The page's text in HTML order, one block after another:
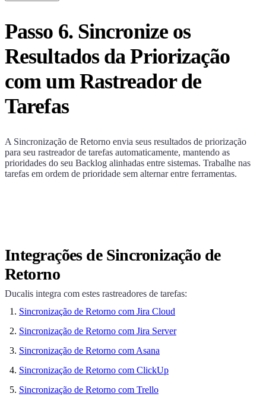
Passo 6. Sincronize os
Resultados da Priorização
com um Rastreador de
Tarefas
A Sincronização de Retorno envia seus resultados de priorização
para seu rastreador de tarefas automaticamente, mantendo as
prioridades do seu Backlog alinhadas entre sistemas. Trabalhe nas
tarefas em ordem de prioridade sem alternar entre ferramentas.
Integrações de Sincronização de
Retorno
Ducalis integra com estes rastreadores de tarefas:
Sincronização de Retorno com Jira Cloud
Sincronização de Retorno com Jira Server
Sincronização de Retorno com Asana
Sincronização de Retorno com ClickUp
Sincronização de Retorno com Trello